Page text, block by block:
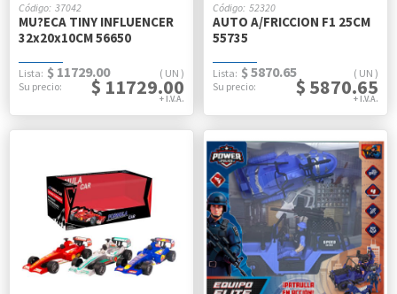
37042
MU?ECA TINY INFLUENCER
32x20x10CM 56650
UN
$ 11729.00
$ 11729.00
52320
AUTO A/FRICCION F1 25CM
55735
UN
$ 5870.65
$ 5870.65